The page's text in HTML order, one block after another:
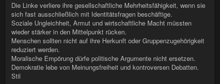
Die Linke verliere ihre gesellschaftliche Mehrheitsfähigkeit, wenn sie
sich fast ausschließlich mit Identitätsfragen beschäftige.
Soziale Ungleichheit, Armut und wirtschaftliche Macht müssten
wieder stärker in den Mittelpunkt rücken.
Menschen sollten nicht auf ihre Herkunft oder Gruppenzugehörigkeit
reduziert werden.
Moralische Empörung dürfe politische Argumente nicht ersetzen.
Demokratie lebe von Meinungsfreiheit und kontroversen Debatten.
Stil